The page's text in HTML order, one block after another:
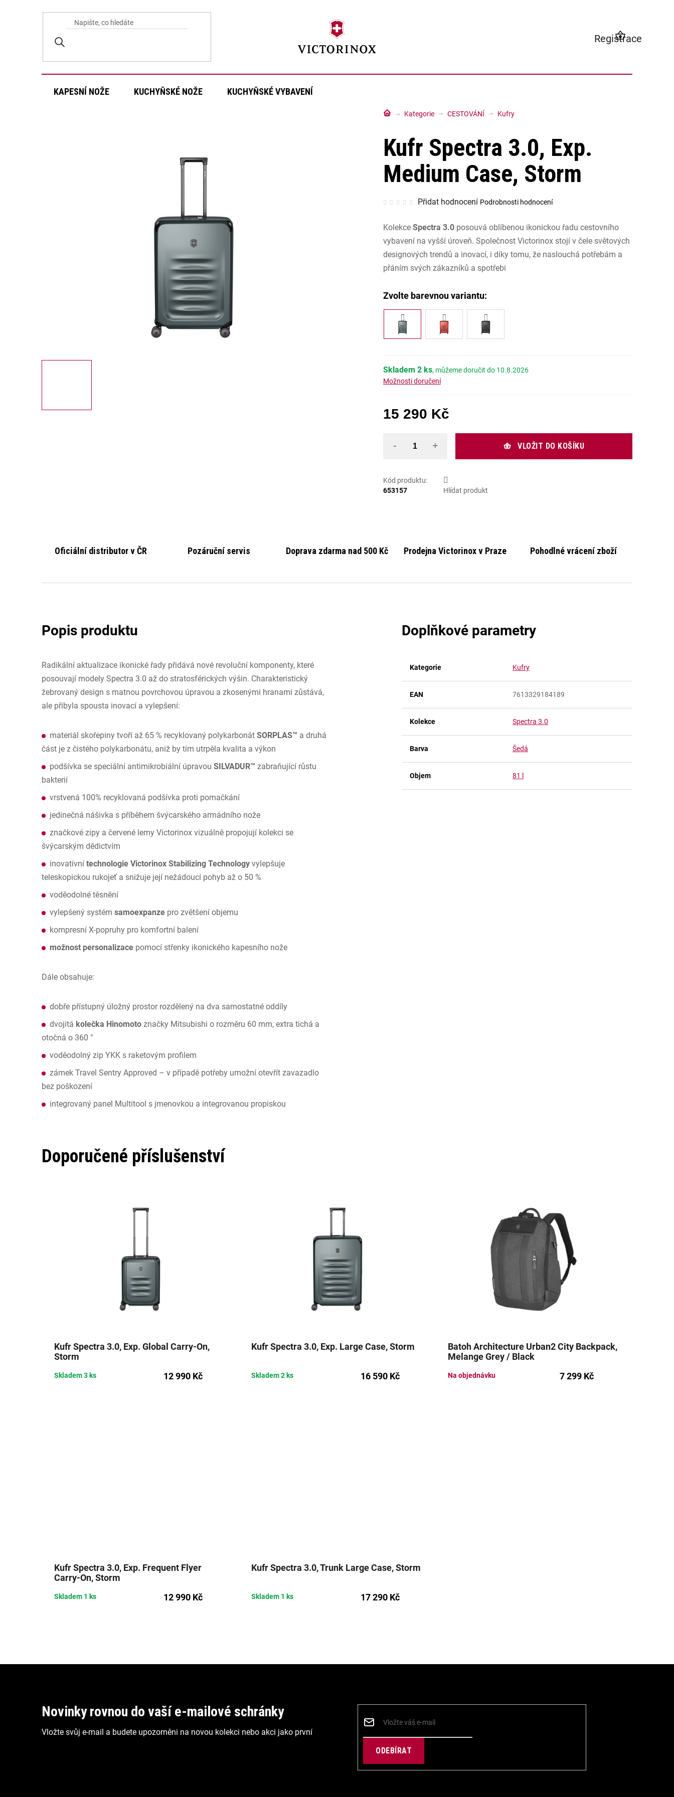
Registrace
NÁKUPNÍ
KOŠÍK
KAPESNÍ NOŽE KUCHYŇSKÉ NOŽE KUCHYŇSKÉ VYBAVENÍ
DomůKategorie CESTOVÁNÍ Kufry
Kufr Spectra 3.0, Exp.
Medium Case, Storm
Průměrné
hodnocení
z
5
hvězdiček.
Přidat hodnocení Podrobnosti hodnocení
Kolekce Spectra 3.0posouvá oblíbenou ikonickou řadu cestovního
vybavení na vyšší úroveň. Společnost Victorinox stojí v čele světových
designových trendů a inovací, i díky tomu, že naslouchá potřebám a
přáním svých zákazníků a spotřebi
Skladem 2 ks
10.8.2026
Možnosti doručení
15 290 Kč
VLOŽIT DO KOŠÍKU
Kód produktu:
653157
Hlídat produkt
Oficiální distributor v ČR Pozáruční servis Doprava zdarma nad 500 Kč Prodejna Victorinox v Praze Pohodlné vrácení zboží
Radikální aktualizace ikonické řady přidává nové revoluční komponenty, které
posouvají modely Spectra 3.0 až do stratosférických výšin. Charakteristický
žebrovaný design s matnou povrchovou úpravou a zkosenými hranami zůstává,
ale přibyla spousta inovací a vylepšení:
materiál skořepiny tvoří až 65 % recyklovaný polykarbonát SORPLAS™ a druhá
část je z čistého polykarbonátu, aniž by tím utrpěla kvalita a výkon
podšívka se speciální antimikrobiální úpravou SILVADUR™ zabraňující růstu
bakterií
vrstvená 100% recyklovaná podšívka proti pomačkání
jedinečná nášivka s příběhem švýcarského armádního nože
značkové zipy a červené lemy Victorinox vizuálně propojují kolekci se
švýcarským dědictvím
inovativní technologie Victorinox Stabilizing Technology vylepšuje
teleskopickou rukojeť a snižuje její nežádoucí pohyb až o 50 %
voděodolné těsnění
vylepšený systém samoexpanze pro zvětšení objemu
kompresní X-popruhy pro komfortní balení
možnost personalizace pomocí střenky ikonického kapesního nože
Dále obsahuje:
dobře přístupný úložný prostor rozdělený na dva samostatné oddíly
dvojitá kolečka Hinomoto značky Mitsubishi o rozměru 60 mm, extra tichá a
otočná o 360 °
voděodolný zip YKK s raketovým profilem
zámek Travel Sentry Approved – v případě potřeby umožní otevřít zavazadlo
bez poškození
integrovaný panel Multitool s jmenovkou a integrovanou propiskou
Doplňkové parametry
Kategorie Kufry
EAN 7613329184189
Kolekce Spectra 3.0
Barva Šedá
Objem 81 l
Doporučené příslušenství
Kufr Spectra 3.0, Exp. Global Carry-On,
Storm
Skladem3 ks 12 990 Kč
Kufr Spectra 3.0, Exp. Large Case, Storm
Skladem2 ks 16 590 Kč
Batoh Architecture Urban2 City Backpack,
Melange Grey / Black
Na objednávku 7 299 Kč
Kufr Spectra 3.0, Exp. Frequent Flyer
Carry-On, Storm
Skladem 1 ks 12 990 Kč
Kufr Spectra 3.0, Trunk Large Case, Storm
Skladem 1 ks 17 290 Kč
Novinky rovnou do vaší e-mailové schránky
Vložte svůj e-mail a budete upozorněni na novou kolekci nebo akci jako první
PŘIHLÁSIT